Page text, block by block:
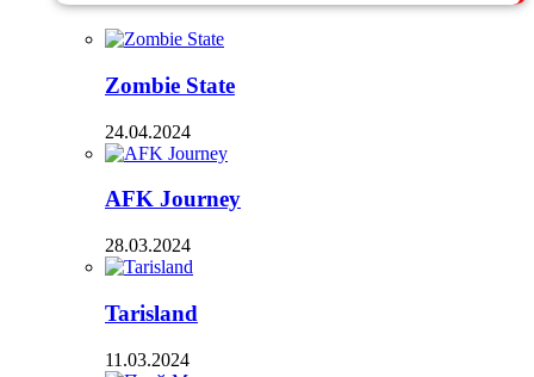
Zombie State
24.04.2024
AFK Journey
28.03.2024
Tarisland
11.03.2024